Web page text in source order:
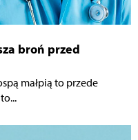
broń przed
małpią to przede